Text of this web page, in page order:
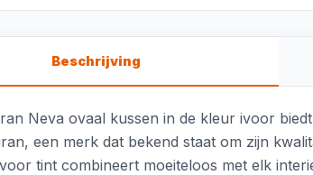
Beschrijving
Neva ovaal kussen in de kleur ivoor
een merk dat bekend staat om zijn
tint combineert moeiteloos met elk